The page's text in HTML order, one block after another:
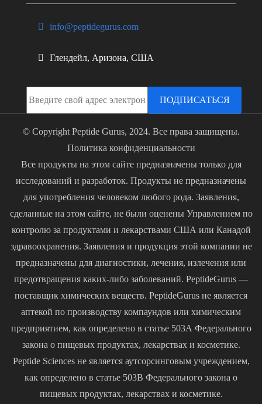
info@peptidegurus.com
Глендейл, Аризона, США
ПОДПИСАТЬСЯ
© Copyright Peptide Gurus, 2024. Все права защищены.
Политика конфиденциальности
Все продукты на этом сайте предназначены только для
исследований и разработок. Продукты не предназначены
для употребления человеком любого рода. Заявления,
сделанные на этом сайте, не были оценены Управлением по
контролю за продуктами и лекарствами США или Канадой
здравоохранения. Заявления и продукция этой компании не
предназначены для диагностики, лечения, излечения или
предотвращения каких-либо заболеваний. PeptideGurus —
поставщик химических веществ. PeptideGurus не является
аптекой по производству компаундов или химическим
предприятием, как определено в статье 503A Федерального
закона о пищевых продуктах, лекарствах и косметике.
Peptide Sciences не является аутсорсинговым учреждением,
как определено в статье 503B Федерального закона о
пищевых продуктах, лекарствах и косметике.